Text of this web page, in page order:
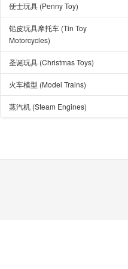
便士玩具 (Penny Toy)
铅皮玩具摩托车 (Tin Toy
Motorcycles)
圣诞玩具 (Christmas Toys)
火车模型 (Model Trains)
蒸汽机 (Steam Engines)